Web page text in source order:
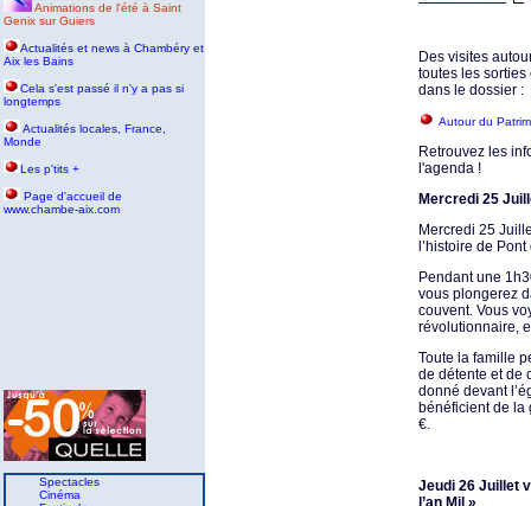
Animations de l'été à Saint
Genix sur Guiers
Actualités et news à Chambéry et
Aix les Bains
Cela s'est passé il n'y a pas si
longtemps
Actualités locales, France,
Monde
Les p'tits +
Page d'accueil de
www.chambe-aix.com
Spectacles
Cinéma
Des visites
toutes les sorties
dans le dossier :
Autour du
Retrouvez les
l'agenda !
Mercredi 25
Mercredi 25
l’histoire de
Pendant une
vous plongerez
couvent. Vous
révolutionnaire,
Toute la famille
de détente et de
donné devant
bénéficient de la
€.
Jeudi 26 Juillet
l’an Mil »